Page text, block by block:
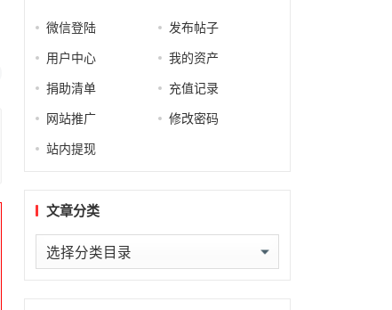
微信登陆 发布帖子
用户中心 我的资产
捐助清单 充值记录
网站推广 修改密码
站内提现
文章分类
文
章